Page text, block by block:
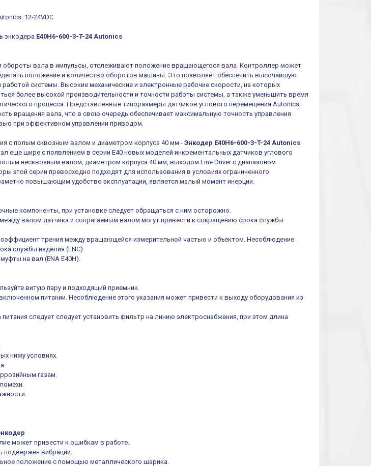
12-24VDC
энкодера E40H6-600-3-T-24 Autonics
обороты вала в импульсы, отслеживают положение вращающегося вала. Контроллер может
положение и количество оборотов машины. Это позволяет обеспечить высочайшую
системы. Высокие механические и электронные рабочие скорости, на которых
более высокой производительности и точности работы системы, а также уменьшить время
процесса. Представленные типоразмеры датчиков углового перемещения Autonics
вращения вала, что в свою очередь обеспечивает максимальную точность управления
при эффективном управлении приводом.
с полым сквозным валом и диаметром корпуса 40 мм -Энкодер E40H6-600-3-T-24 Autonics
еще шире с появлением в серии E40 новых моделей инкрементальных датчиков углового
несквозным валом, диаметром корпуса 40 мм, выходом Line Driver с диапазоном
этой серии превосходно подходят для использования в условиях ограниченного
повышающим удобство эксплуатации, является малый момент инерции.
компоненты, при установке следует обращаться с ним осторожно.
валом датчика и сопрягаемым валом могут привести к сокращению срока службы
трения между вращающейся измерительной частью и объектом. Несоблюдение
службы изделия (ENC)
на вал (ENA E40H).
витую пару и подходящий приемник.
питании. Несоблюдение этого указания может привести к выходу оборудования из
следует следует установить фильтр на линию электроснабжения, при этом длина
нижу условиях.
газам.
может привести к ошибкам в работе.
вибрации.
положение с помощью металлического шарика.